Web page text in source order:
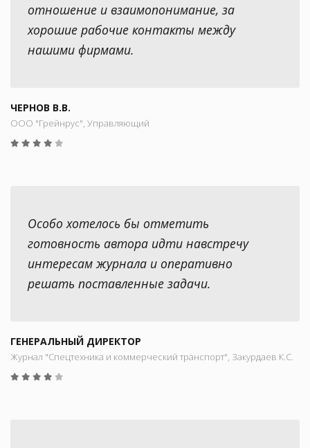
отношение и взаимопонимание, за
хорошие рабочие контакты между
нашими фирмами.
ЧЕРНОВ В.В.
ООО "Грейнрус", Управляющий
Особо хотелось бы отметить
готовность автора идти навстречу
интересам журнала и оперативно
решать поставленные задачи.
ГЕНЕРАЛЬНЫЙ ДИРЕКТОР
Журнал "Спецтехника и коммерческий транспорт", Закурдаев К.С.